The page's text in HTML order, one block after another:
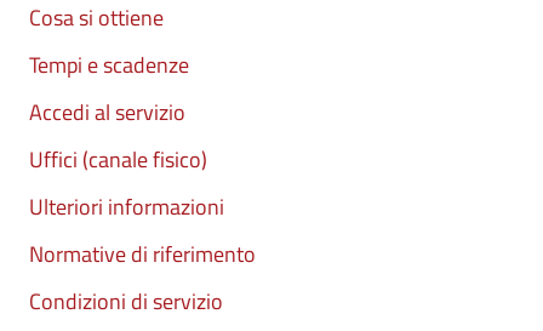
Cosa si ottiene
Tempi e scadenze
Accedi al servizio
Uffici (canale fisico)
Ulteriori informazioni
Normative di riferimento
Condizioni di servizio